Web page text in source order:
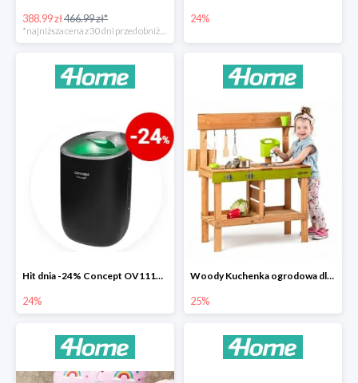
388.99 zł466.99 zł* 24%
Hit dnia -24% Concept OV1110 osuszacz powietrza Perfect Air
24%
Woody Kuchenka ogrodowa dla dzieci Rosalie
25%